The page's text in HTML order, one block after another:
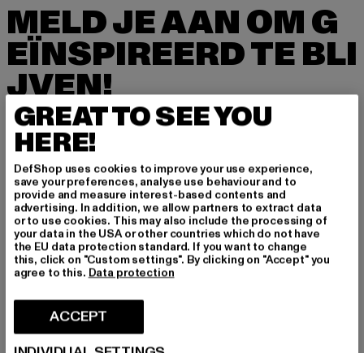
MELD JE AAN OM G
EÏNSPIREERD TE BLI
JVEN!
Meld je hier aan voor onze nieuwsbrief en ontv
ang in de toekomst informatie over actuele tre
nds, aanbiedingen en waardebonnen van DefS
hop per e-mail!
In welke producten bent u geïnteresseerd?
HEREN
DAMES
E-MAIL
GREAT TO SEE YOU
HERE!
DefShop uses cookies to improve your use experience,
save your preferences, analyse use behaviour and to
provide and measure interest-based contents and
advertising. In addition, we allow partners to extract data
or to use cookies. This may also include the processing of
your data in the USA or other countries which do not have
the EU data protection standard. If you want to change
this, click on "Custom settings". By clicking on "Accept" you
agree to this. Data protection
ACCEPT